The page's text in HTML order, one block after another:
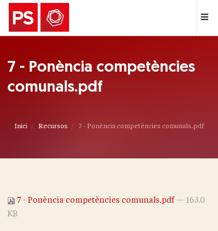
7 - Ponència competències
comunals.pdf
Inici Recursos 7 - Ponència competències comunals.pdf
7 - Ponència competències comunals.pdf — 163.0
KB